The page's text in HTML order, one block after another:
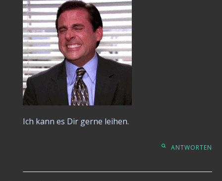
Ich kann es Dir gerne leihen.
ANTWORTEN